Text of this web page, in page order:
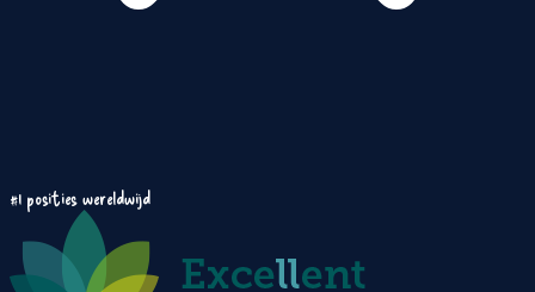
#1 posities wereldwijd